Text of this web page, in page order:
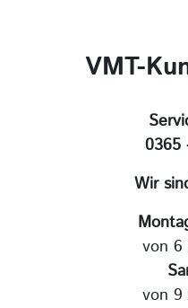
VMT-
0365
Wir
von 6
von 9